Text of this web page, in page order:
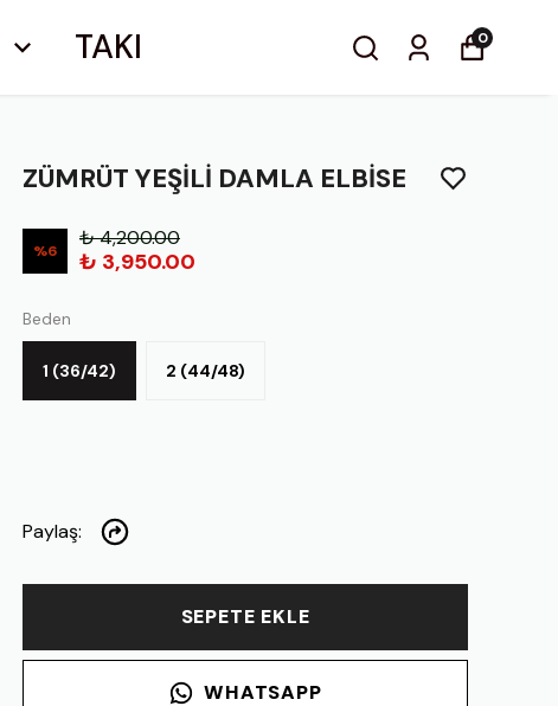
TAKI 0
ZÜMRÜT YEŞİLİ DAMLA ELBİSE
%6
₺ 4,200.00
₺ 3,950.00
Beden
1 (36/42) 2 (44/48)
Paylaş:
SEPETE EKLE
WHATSAPP